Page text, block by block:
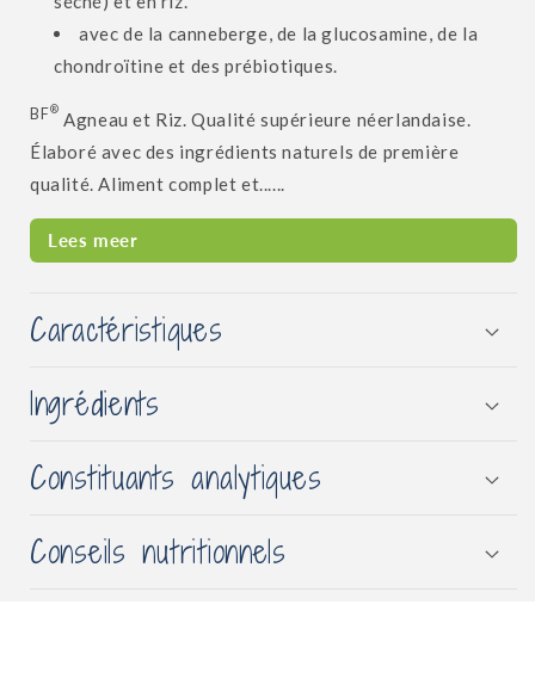
avec de la canneberge, de la glucosamine, de la
chondroïtine et des prébiotiques.
BF® Agneau et Riz. Qualité supérieure néerlandaise.
Élaboré avec des ingrédients naturels de première
qualité. Aliment complet et......
Lees meer
Caractéristiques
Ingrédients
Constituants analytiques
Conseils nutritionnels